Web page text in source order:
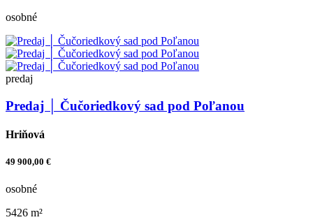
osobné
predaj
Predaj │ Čučoriedkový sad pod Poľanou
Hriňová
49 900,00 €
osobné
5426 m²